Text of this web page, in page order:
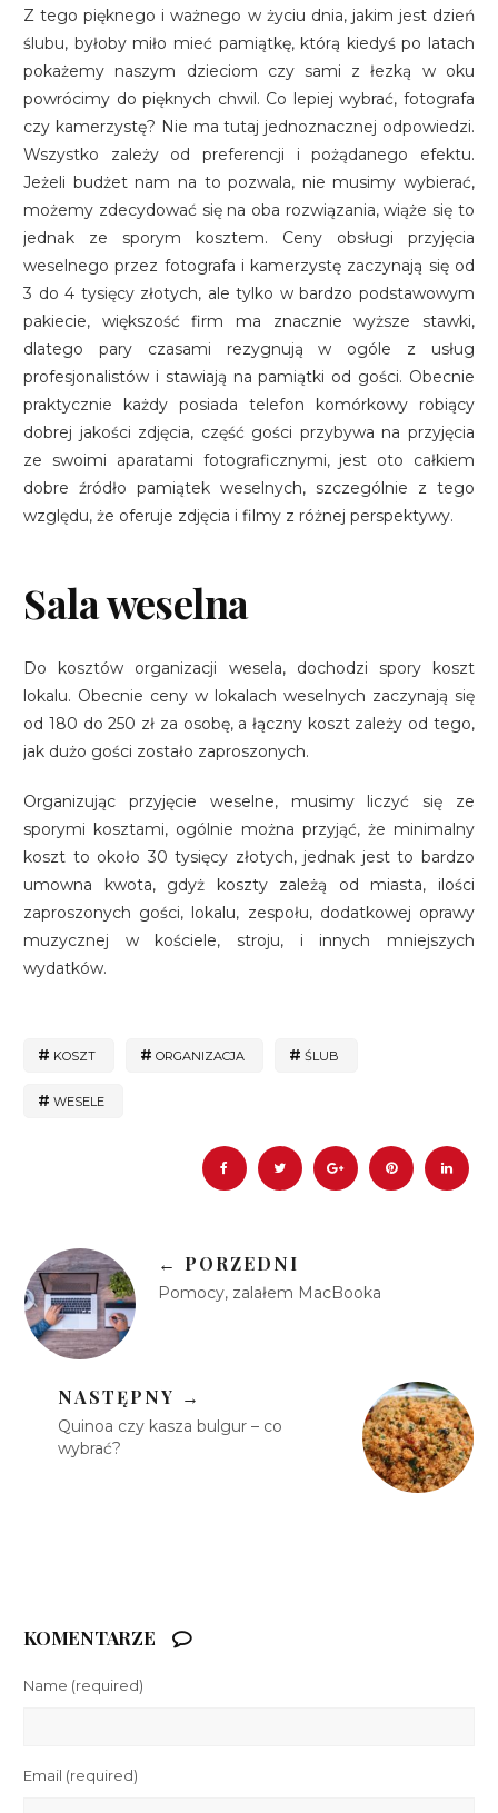
Z tego pięknego i ważnego w życiu dnia, jakim jest dzień
ślubu, byłoby miło mieć pamiątkę, którą kiedyś po latach
pokażemy naszym dzieciom czy sami z łezką w oku
powrócimy do pięknych chwil. Co lepiej wybrać, fotografa
czy kamerzystę? Nie ma tutaj jednoznacznej odpowiedzi.
Wszystko zależy od preferencji i pożądanego efektu.
Jeżeli budżet nam na to pozwala, nie musimy wybierać,
możemy zdecydować się na oba rozwiązania, wiąże się to
jednak ze sporym kosztem. Ceny obsługi przyjęcia
weselnego przez fotografa i kamerzystę zaczynają się od
3 do 4 tysięcy złotych, ale tylko w bardzo podstawowym
pakiecie, większość firm ma znacznie wyższe stawki,
dlatego pary czasami rezygnują w ogóle z usług
profesjonalistów i stawiają na pamiątki od gości. Obecnie
praktycznie każdy posiada telefon komórkowy robiący
dobrej jakości zdjęcia, część gości przybywa na przyjęcia
ze swoimi aparatami fotograficznymi, jest oto całkiem
dobre źródło pamiątek weselnych, szczególnie z tego
względu, że oferuje zdjęcia i filmy z różnej perspektywy.
Sala weselna
Do kosztów organizacji wesela, dochodzi spory koszt
lokalu. Obecnie ceny w lokalach weselnych zaczynają się
od 180 do 250 zł za osobę, a łączny koszt zależy od tego,
jak dużo gości zostało zaproszonych.
Organizując przyjęcie weselne, musimy liczyć się ze
sporymi kosztami, ogólnie można przyjąć, że minimalny
koszt to około 30 tysięcy złotych, jednak jest to bardzo
umowna kwota, gdyż koszty zależą od miasta, ilości
zaproszonych gości, lokalu, zespołu, dodatkowej oprawy
muzycznej w kościele, stroju, i innych mniejszych
wydatków.
KOSZT ORGANIZACJA ŚLUB
WESELE
← PORZEDNI
Pomocy, zalałem MacBooka
NASTĘPNY →
Quinoa czy kasza bulgur – co
wybrać?
KOMENTARZE
Name (required)
Email (required)